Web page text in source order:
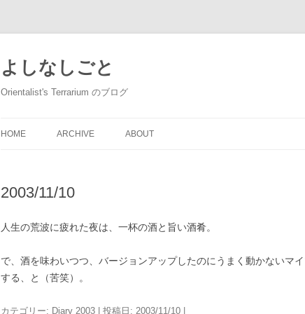
テ
ン
ツ
へ
ス
よしなしごと
Orientalist's Terrarium のブログ
HOME ARCHIVE ABOUT
2003/11/10
人生の荒波に疲れた夜は、一杯の酒と旨い酒肴。
で、酒を味わいつつ、バージョンアップしたのにうまく動かないマ
する、と（苦笑）。
カテゴリー: Diary 2003 | 投稿日: 2003/11/10